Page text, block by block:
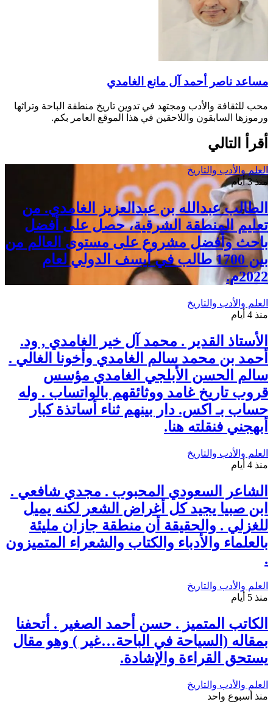
مساعد ناصر أحمد آل مانع الغامدي
محب للثقافة والأدب ومجتهد في تدوين تاريخ منطقة الباحة وتراثها
ورموزها السابقون واللاحقين في هذا الموقع العامر بكم.
أقرأ التالي
العلم والأدب والتاريخ
منذ 3 أيام
الطالب عبدالله بن عبدالعزيز الغامدي. من
تعليم المنطقة الشرقية، حصل على أفضل
باحث وأفضل مشروع على مستوى العالم من
بين 1700 طالب في آيسف الدولي لعام
2022م.
العلم والأدب والتاريخ
منذ 4 أيام
الأستاذ القدير . محمد آل خير الغامدي , ود.
أحمد بن محمد سالم الغامدي وأخونا الغالي .
سالم الحسن الأبلجي الغامدي مؤسس
قروب تاريخ غامد ووثائقهم بالواتساب . وله
حساب بـ اكس. دار بينهم ثناء أساتذة كبار
أبهجني فنقلته هنا.
العلم والأدب والتاريخ
منذ 4 أيام
الشاعر السعودي المحبوب . مجدي شافعي .
ابن صبيا يجيد كل أغراض الشعر لكنه يميل
للغزلي . والحقيقة أن منطقة جازان مليئة
بالعلماء والأدباء والكتاب والشعراء المتميزون
.
العلم والأدب والتاريخ
منذ 5 أيام
الكاتب المتميز . حسن أحمد الصغير . أتحفنا
بمقاله (السياحة في الباحة…غير ) وهو مقال
يستحق القراءة والإشادة.
العلم والأدب والتاريخ
منذ أسبوع واحد